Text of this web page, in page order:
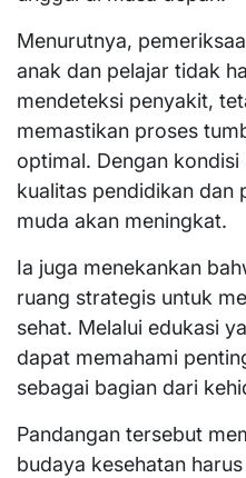
Menurutnya,
anak dan pelajar tidak
mendeteksi penyakit,
memastikan proses
optimal. Dengan
kualitas pendidikan dan
muda akan meningkat.
Ia juga menekankan
ruang strategis untuk
sehat. Melalui edukasi
dapat memahami
sebagai bagian dari
Pandangan tersebut
budaya kesehatan